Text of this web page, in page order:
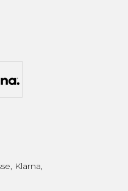
Klarna,